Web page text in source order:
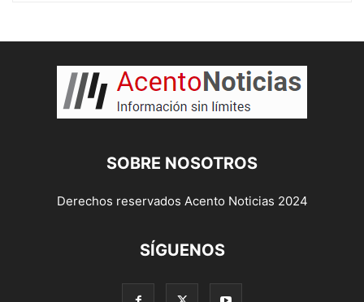
SOBRE NOSOTROS
Derechos reservados Acento Noticias 2024
SÍGUENOS